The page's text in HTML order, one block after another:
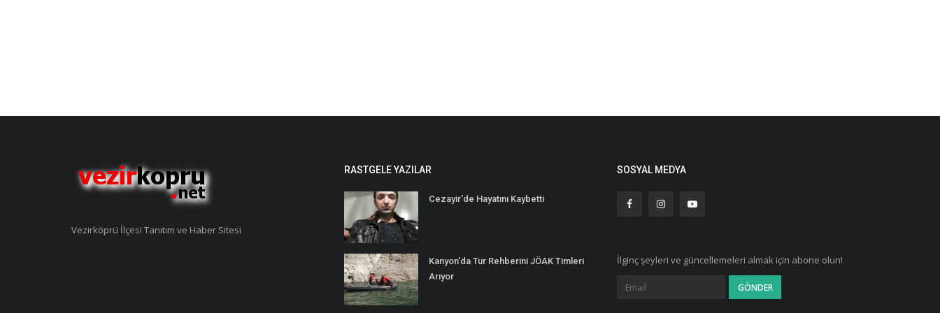
Vezirköprü İlçesi Tanıtım ve Haber Sitesi
RASTGELE YAZILAR
Cezayir'de Hayatını Kaybetti
Kanyon'da Tur Rehberini JÖAK Timleri
Arıyor
SOSYAL MEDYA
İlginç şeyleri ve güncellemeleri almak için abone olun!